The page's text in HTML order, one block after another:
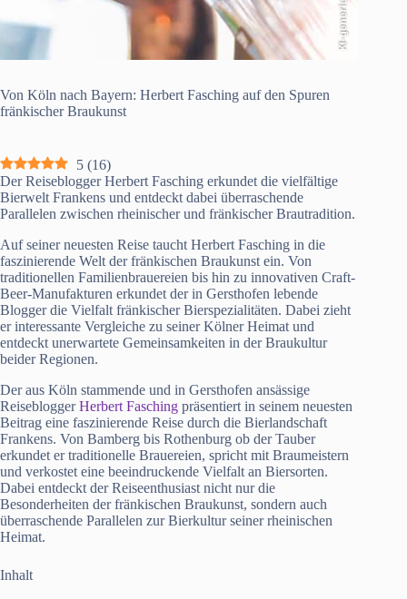
KI-generiert
Von Köln nach Bayern: Herbert Fasching auf den Spuren
fränkischer Braukunst
5 (16)
Der Reiseblogger Herbert Fasching erkundet die vielfältige
Bierwelt Frankens und entdeckt dabei überraschende
Parallelen zwischen rheinischer und fränkischer Brautradition.
Auf seiner neuesten Reise taucht Herbert Fasching in die
faszinierende Welt der fränkischen Braukunst ein. Von
traditionellen Familienbrauereien bis hin zu innovativen Craft-
Beer-Manufakturen erkundet der in Gersthofen lebende
Blogger die Vielfalt fränkischer Bierspezialitäten. Dabei zieht
er interessante Vergleiche zu seiner Kölner Heimat und
entdeckt unerwartete Gemeinsamkeiten in der Braukultur
beider Regionen.
Der aus Köln stammende und in Gersthofen ansässige
ReisebloggerHerbert Fasching präsentiert in seinem neuesten
Beitrag eine faszinierende Reise durch die Bierlandschaft
Frankens. Von Bamberg bis Rothenburg ob der Tauber
erkundet er traditionelle Brauereien, spricht mit Braumeistern
und verkostet eine beeindruckende Vielfalt an Biersorten.
Dabei entdeckt der Reiseenthusiast nicht nur die
Besonderheiten der fränkischen Braukunst, sondern auch
überraschende Parallelen zur Bierkultur seiner rheinischen
Heimat.
Inhalt